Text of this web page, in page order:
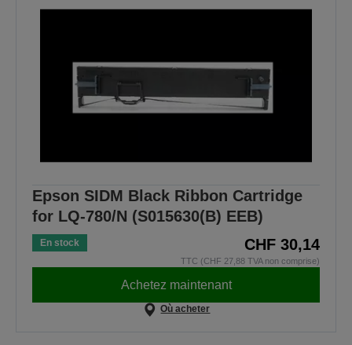
Epson SIDM Black Ribbon Cartridge
for LQ-780/N (S015630(B) EEB)
En stock CHF 30,14
TTC (CHF 27,88 TVA non comprise)
Achetez maintenant
Où acheter